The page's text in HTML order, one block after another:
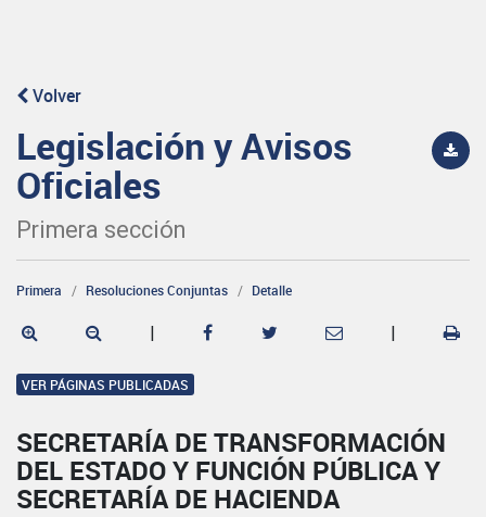
Volver
Legislación y Avisos
Oficiales
Primera sección
Primera Resoluciones Conjuntas Detalle
| |
VER PÁGINAS PUBLICADAS
SECRETARÍA DE TRANSFORMACIÓN
DEL ESTADO Y FUNCIÓN PÚBLICA Y
SECRETARÍA DE HACIENDA